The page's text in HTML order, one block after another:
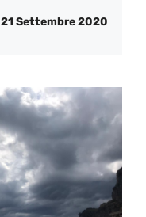
21 Settembre 2020